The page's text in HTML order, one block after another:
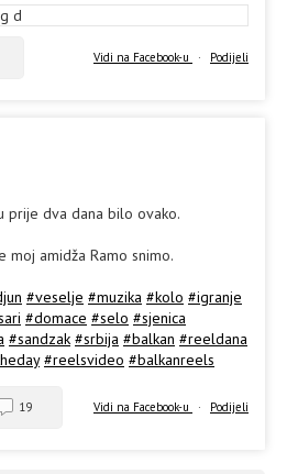
Vidi na Facebook-u · Podijeli
prije dva dana bilo ovako.
moj amidža Ramo snimo.
#veselje #muzika #kolo #igranje
#domace #selo #sjenica
#sandzak #srbija #balkan #reeldana
#reelsvideo #balkanreels
Vidi na Facebook-u · Podijeli
19